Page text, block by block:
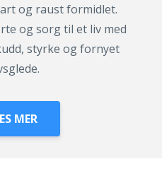
og raust formidlet.
og sorg til et liv med
styrke og fornyet
MER